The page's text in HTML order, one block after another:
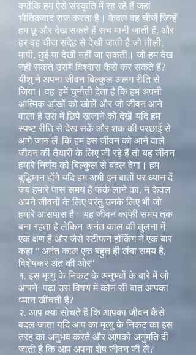
क्योंकि हम ऐसे संस्कृति में रह रहे हैं जहां
भौतिकवाद राज करता है। केवल वह चीजें जिन्हें
हम छू और देख सकते हैं सच मानी जाती हैं, और
हर वह चीज संदेह से देखी जाती है जो तोली,
मापी, छुई या देखी नहीं जा सकती। जो हम देख
नहीं सकते उसमें विश्वास कैसे कर सकते हैं?
यीशु ने अपना जीवन बिल्कुल अलग रीति से
जिया। वह हमें चुनौती देता है कि हम अपनी
आत्मिक आंखों को खोलें और जो जीवन आने
वाला है उस में छिपे खजाने को देखें यदि हम
स्पष्ट रीति से देख सकें और शक की परछाई से
आगे जान लें कि हम इस जीवन को आने वाले
जीवन की तैयारी के लिए जी रहे हैं तो यह जीवन
हमारे निर्णय को बिल्कुल से बदल देगा। हम
बुद्धिमान होंगे यदि हम अभी इन बातों पर ध्यान दें
जब हमारे पास समय है फर्क लाने का, न केवल
अपने जीवनों के लिए परंतु उनके लिए भी जो
हमारे आसपास है। यह जीवन काफी समय तक
बना रहता है लेकिन अनंत काल की तुलना में
एक क्षण है और जैसे स्टीफन हॉकिंग ने एक बार
कहा " अनंत काल एक बहुत ही लंबा समय है,
विशेषकर अंत की ओर"
१. इस मृत्यु के निकट के अनुभवों के बारे में जो
आपने पढ़ा उस विषय में कौन सी बात आपका
ध्यान खींचती है?
२. आप क्या सोचते हैं कि आपका जीवन कैसे
बदल जाता यदि आप का मृत्यु के निकट का इस
तरह का अनुभव करते और आपको अनुमति दी
जाती है कि आप अपना शेष जीवन जी लें?